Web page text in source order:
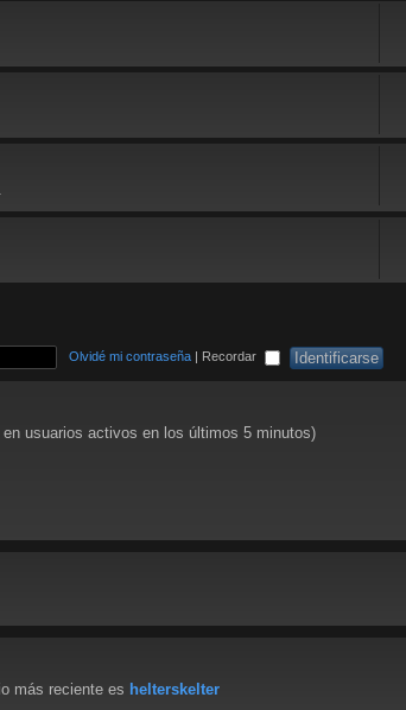
Olvidé mi contraseña | Recordar
usuarios activos en los últimos 5 minutos)
más reciente es helterskelter